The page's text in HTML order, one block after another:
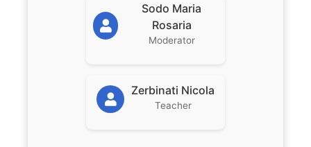
Sodo Maria
Rosaria
Moderator
Zerbinati Nicola
Teacher